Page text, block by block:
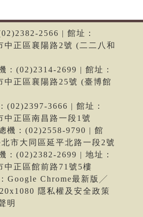
2566 | 館址：
中正區襄陽路2號 (二二八和
：(02)2314-2699 | 館址：
中正區襄陽路25號 (臺博館
(02)2397-3666 | 館址：
中正區南昌路一段1號
機：(02)2558-9790 | 館
市大同區延平北路一段2號
：(02)2382-2699 | 地址：
中正區館前路71號5樓
Google Chrome最新版╱
隱私權及安全政策
明